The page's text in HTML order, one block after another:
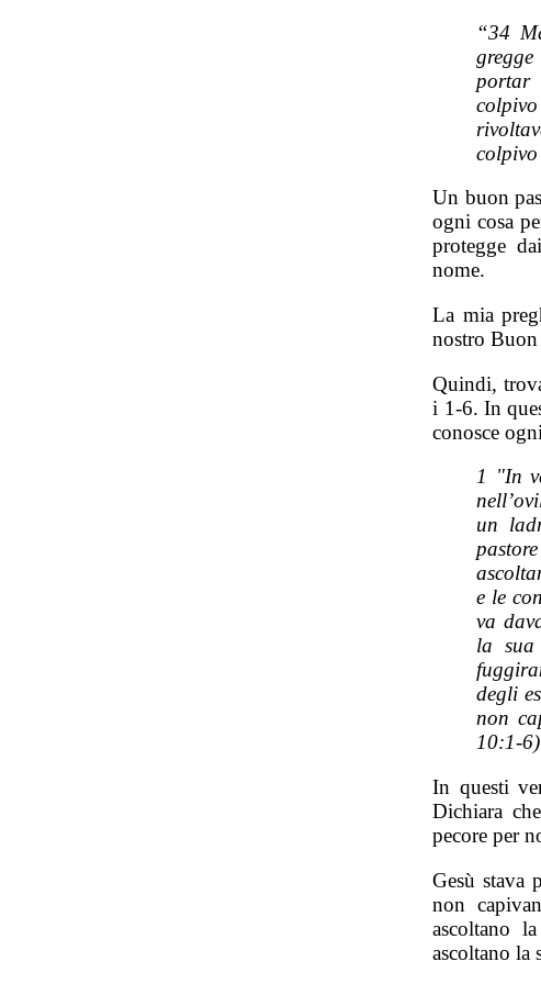
“34
portar
Un buon
ogni cosa
protegge
nome.
La mia
nostro Buon
Quindi,
i 1-6. In
conosce
1 "In
un
e le
va
la sua
degli
non
10:1-6)
In questi
Dichiara
pecore per
Gesù stava
non
ascoltano
ascoltano la